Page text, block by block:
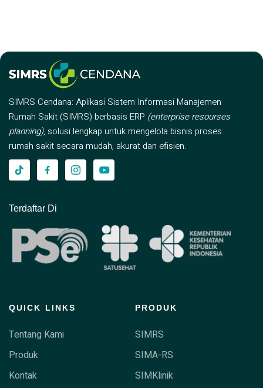
SIMRS Cendana: Aplikasi Sistem Informasi Manajemen
Rumah Sakit (SIMRS) berbasis ERP (enterprise resourses
planning), solusi lengkap untuk mengelola bisnis proses
rumah sakit secara mudah, akurat dan efisien.
Terdaftar Di
QUICK LINKS
Tentang Kami
Produk
Kontak
PRODUK
SIMRS
SIMA-RS
SIMKlinik